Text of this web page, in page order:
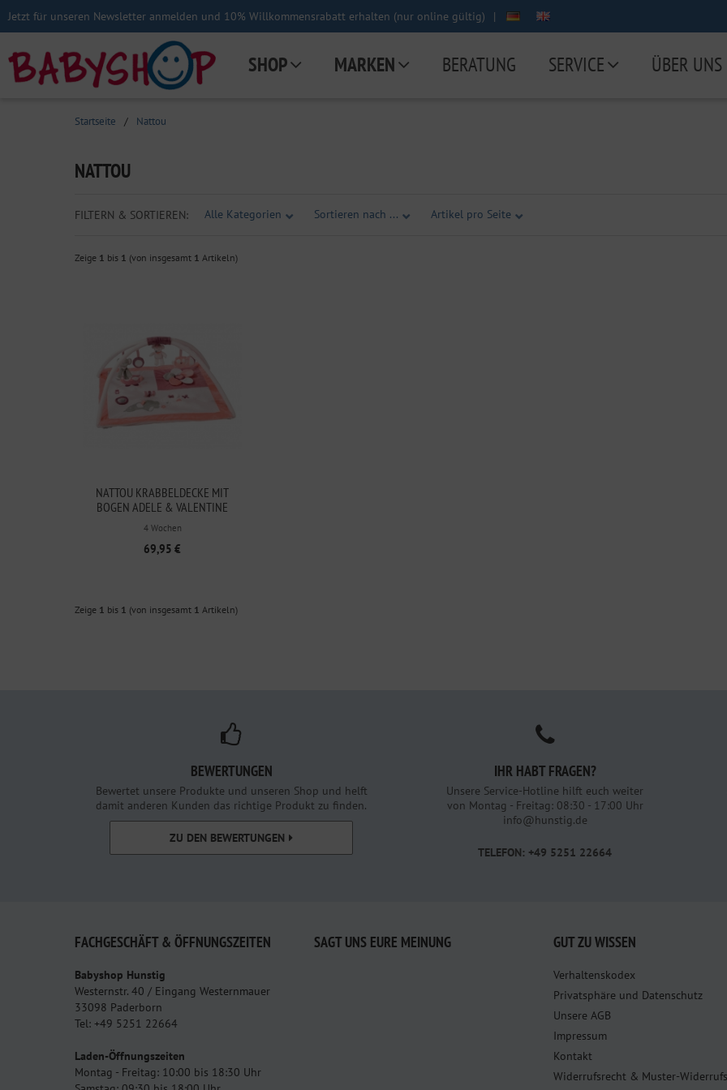
Jetzt für unseren Newsletter anmelden und 10% Willkommensrabatt erhalten (nur online gültig) |
SHOP MARKEN BERATUNG SERVICE ÜBER UNS
Startseite / Nattou
NATTOU
FILTERN & SORTIEREN: Alle Kategorien Sortieren nach ... Artikel pro Seite
Zeige 1 bis 1 (von insgesamt 1 Artikeln)
NATTOU KRABBELDECKE MIT
BOGEN ADELE & VALENTINE
4 Wochen
69,95 €
Zeige 1 bis 1 (von insgesamt 1 Artikeln)
BEWERTUNGEN
Bewertet unsere Produkte und unseren Shop und helft
damit anderen Kunden das richtige Produkt zu finden.
ZU DEN BEWERTUNGEN
IHR HABT FRAGEN?
Unsere Service-Hotline hilft euch weiter
von Montag - Freitag: 08:30 - 17:00 Uhr
info@hunstig.de
TELEFON: +49 5251 22664
FACHGESCHÄFT & ÖFFNUNGSZEITEN
Babyshop Hunstig
Westernstr. 40 / Eingang Westernmauer
33098 Paderborn
Tel: +49 5251 22664
Laden-Öffnungszeiten
Montag - Freitag: 10:00 bis 18:30 Uhr
SAGT UNS EURE MEINUNG GUT ZU WISSEN
Verhaltenskodex
Privatsphäre und Datenschutz
Unsere AGB
Impressum
Kontakt
Widerrufsrecht & Muster-